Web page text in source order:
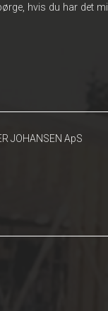
hvis du har det
JOHANSEN ApS